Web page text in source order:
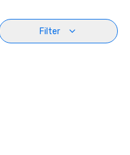
Filter